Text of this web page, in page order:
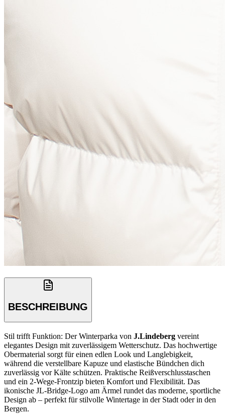
BESCHREIBUNG
Stil trifft Funktion: Der Winterparka von J.Lindeberg vereint
elegantes Design mit zuverlässigem Wetterschutz. Das hochwertige
Obermaterial sorgt für einen edlen Look und Langlebigkeit,
während die verstellbare Kapuze und elastische Bündchen dich
zuverlässig vor Kälte schützen. Praktische Reißverschlusstaschen
und ein 2-Wege-Frontzip bieten Komfort und Flexibilität. Das
ikonische JL-Bridge-Logo am Ärmel rundet das moderne, sportliche
Design ab – perfekt für stilvolle Wintertage in der Stadt oder in den
Bergen.